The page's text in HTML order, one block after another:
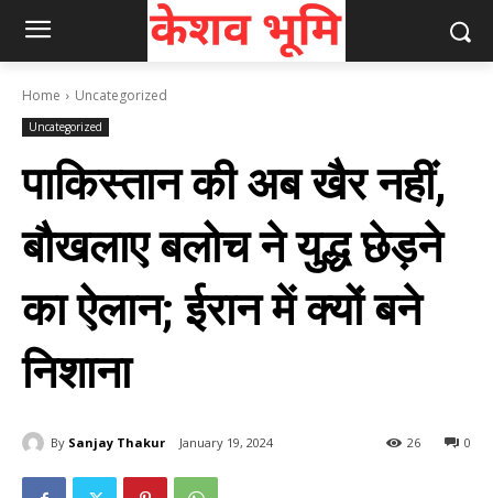
Home Uncategorized
Uncategorized
पाकिस्तान की अब खैर नहीं,
बौखलाए बलोच ने युद्ध छेड़ने
का ऐलान; ईरान में क्यों बने
निशाना
By Sanjay Thakur January 19, 2024 0
26